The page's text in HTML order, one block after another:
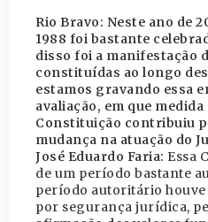
Rio Bravo: Neste ano de
1988 foi bastante
disso foi a manifestação
constituídas ao longo
estamos gravando essa
avaliação, em que medida
Constituição contribuiu
mudança na atuação do
José Eduardo Faria: Essa
de um período bastante
período autoritário
por segurança jurídica,